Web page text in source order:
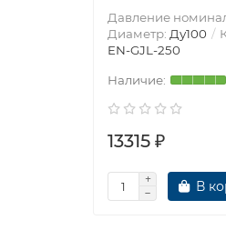
Давление
Диаметр: Ду100
EN-GJL-250
13315 ₽
В